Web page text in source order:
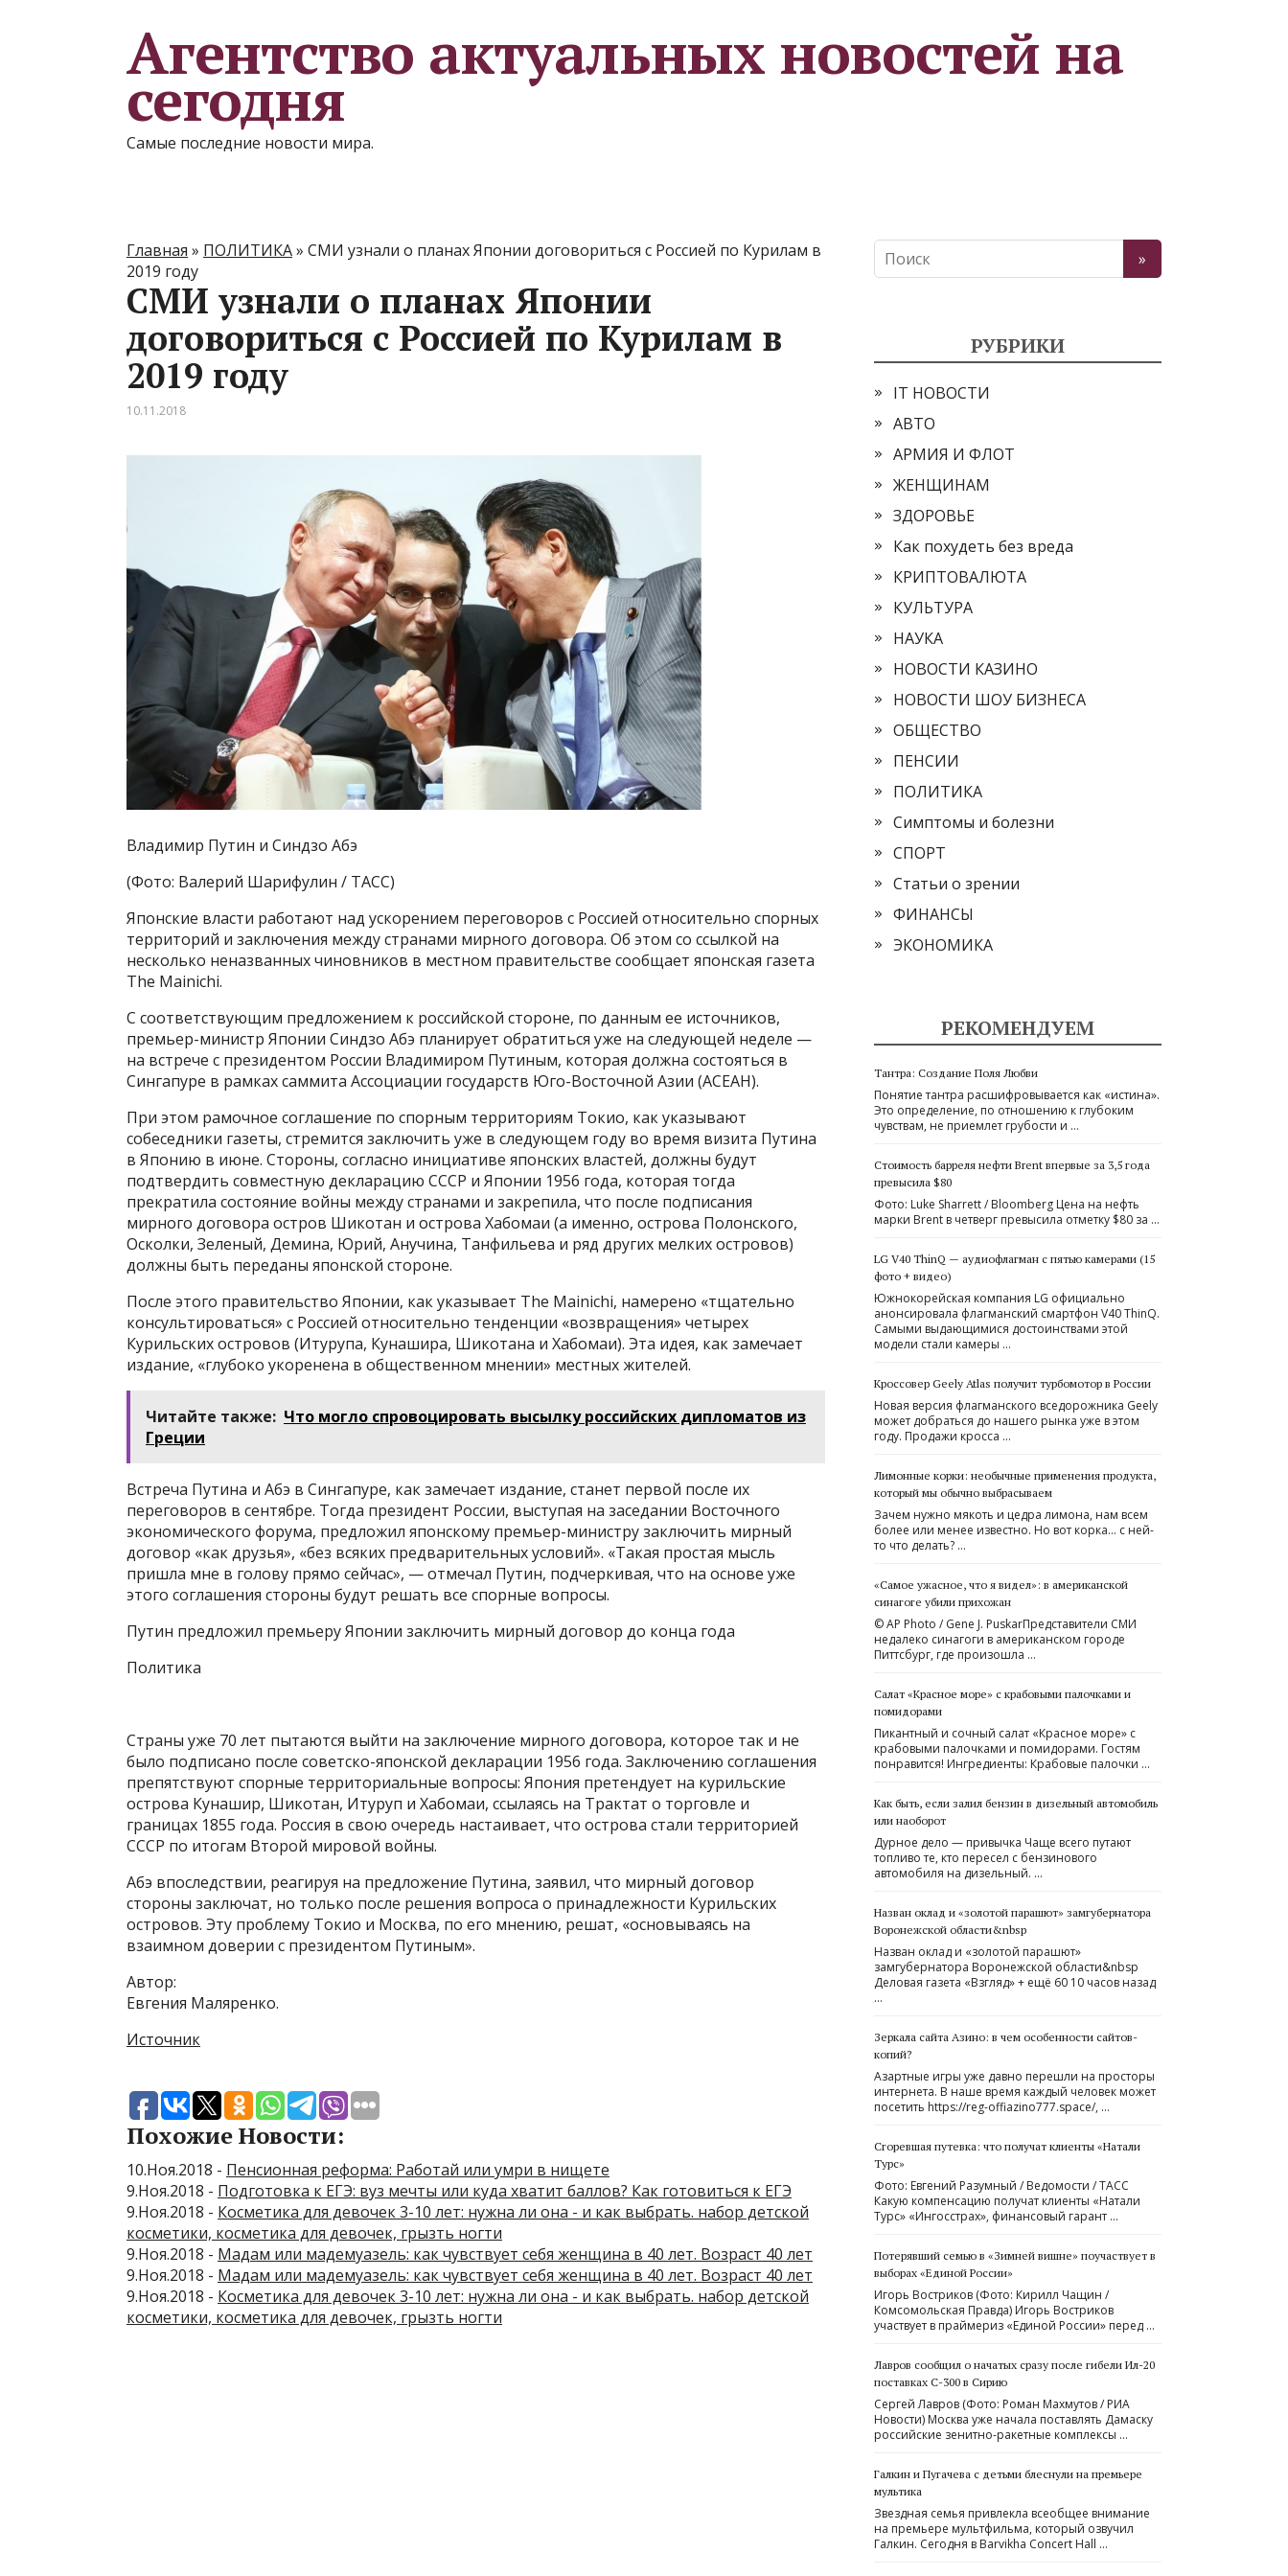
Агентство актуальных новостей на
сегодня
Самые последние новости мира.
Главная » ПОЛИТИКА» СМИ узнали о планах Японии договориться с Россией по Курилам в
2019 году
СМИ узнали о планах Японии
договориться с Россией по Курилам в
2019 году
10.11.2018
Владимир Путин и Синдзо Абэ
(Фото: Валерий Шарифулин / ТАСС)
Японские власти работают над ускорением переговоров с Россией относительно спорных
территорий и заключения между странами мирного договора. Об этом со ссылкой на
несколько неназванных чиновников в местном правительстве сообщает японская газета
The Mainichi.
С соответствующим предложением к российской стороне, по данным ее источников,
премьер-министр Японии Синдзо Абэ планирует обратиться уже на следующей неделе —
на встрече с президентом России Владимиром Путиным, которая должна состояться в
Сингапуре в рамках саммита Ассоциации государств Юго-Восточной Азии (АСЕАН).
При этом рамочное соглашение по спорным территориям Токио, как указывают
собеседники газеты, стремится заключить уже в следующем году во время визита Путина
в Японию в июне. Стороны, согласно инициативе японских властей, должны будут
подтвердить совместную декларацию СССР и Японии 1956 года, которая тогда
прекратила состояние войны между странами и закрепила, что после подписания
мирного договора остров Шикотан и острова Хабомаи (а именно, острова Полонского,
Осколки, Зеленый, Демина, Юрий, Анучина, Танфильева и ряд других мелких островов)
должны быть переданы японской стороне.
После этого правительство Японии, как указывает The Mainichi, намерено «тщательно
консультироваться» с Россией относительно тенденции «возвращения» четырех
Курильских островов (Итурупа, Кунашира, Шикотана и Хабомаи). Эта идея, как замечает
издание, «глубоко укоренена в общественном мнении» местных жителей.
Читайте также: Что могло спровоцировать высылку российских дипломатов из
Греции
Встреча Путина и Абэ в Сингапуре, как замечает издание, станет первой после их
переговоров в сентябре. Тогда президент России, выступая на заседании Восточного
экономического форума, предложил японскому премьер-министру заключить мирный
договор «как друзья», «без всяких предварительных условий». «Такая простая мысль
пришла мне в голову прямо сейчас», — отмечал Путин, подчеркивая, что на основе уже
этого соглашения стороны будут решать все спорные вопросы.
Путин предложил премьеру Японии заключить мирный договор до конца года
Политика
Страны уже 70 лет пытаются выйти на заключение мирного договора, которое так и не
было подписано после советско-японской декларации 1956 года. Заключению соглашения
препятствуют спорные территориальные вопросы: Япония претендует на курильские
острова Кунашир, Шикотан, Итуруп и Хабомаи, ссылаясь на Трактат о торговле и
границах 1855 года. Россия в свою очередь настаивает, что острова стали территорией
СССР по итогам Второй мировой войны.
Абэ впоследствии, реагируя на предложение Путина, заявил, что мирный договор
стороны заключат, но только после решения вопроса о принадлежности Курильских
островов. Эту проблему Токио и Москва, по его мнению, решат, «основываясь на
взаимном доверии с президентом Путиным».
Автор:
Евгения Маляренко.
Источник
Похожие Новости:
10.Ноя.2018 - Пенсионная реформа: Работай или умри в нищете
9.Ноя.2018 - Подготовка к ЕГЭ: вуз мечты или куда хватит баллов? Как готовиться к ЕГЭ
9.Ноя.2018 - Косметика для девочек 3-10 лет: нужна ли она - и как выбрать. набор детской
косметики, косметика для девочек, грызть ногти
9.Ноя.2018 - Мадам или мадемуазель: как чувствует себя женщина в 40 лет. Возраст 40 лет
9.Ноя.2018 - Мадам или мадемуазель: как чувствует себя женщина в 40 лет. Возраст 40 лет
9.Ноя.2018 - Косметика для девочек 3-10 лет: нужна ли она - и как выбрать. набор детской
косметики, косметика для девочек, грызть ногти
РУБРИКИ
IT НОВОСТИ
АВТО
АРМИЯ И ФЛОТ
ЖЕНЩИНАМ
ЗДОРОВЬЕ
Как похудеть без вреда
КРИПТОВАЛЮТА
КУЛЬТУРА
НАУКА
НОВОСТИ КАЗИНО
НОВОСТИ ШОУ БИЗНЕСА
ОБЩЕСТВО
ПЕНСИИ
ПОЛИТИКА
Симптомы и болезни
СПОРТ
Статьи о зрении
ФИНАНСЫ
ЭКОНОМИКА
РЕКОМЕНДУЕМ
Тантра: Создание Поля Любви
Понятие тантра расшифровывается как «истина».
Это определение, по отношению к глубоким
чувствам, не приемлет грубости и …
Стоимость барреля нефти Brent впервые за 3,5 года
превысила $80
Фото: Luke Sharrett / Bloomberg Цена на нефть
марки Brent в четверг превысила отметку $80 за …
LG V40 ThinQ — аудиофлагман с пятью камерами (15
фото + видео)
Южнокорейская компания LG официально
анонсировала флагманский смартфон V40 ThinQ.
Самыми выдающимися достоинствами этой
модели стали камеры …
Кроссовер Geely Atlas получит турбомотор в России
Новая версия флагманского вседорожника Geely
может добраться до нашего рынка уже в этом
году. Продажи кросса …
Лимонные корки: необычные применения продукта,
который мы обычно выбрасываем
Зачем нужно мякоть и цедра лимона, нам всем
более или менее известно. Но вот корка… с ней-
то что делать? …
«Самое ужасное, что я видел»: в американской
синагоге убили прихожан
© AP Photo / Gene J. PuskarПредставители СМИ
недалеко синагоги в американском городе
Питтсбург, где произошла …
Салат «Красное море» с крабовыми палочками и
помидорами
Пикантный и сочный салат «Красное море» с
крабовыми палочками и помидорами. Гостям
понравится! Ингредиенты: Крабовые палочки …
Как быть, если залил бензин в дизельный автомобиль
или наоборот
Дурное дело — привычка Чаще всего путают
топливо те, кто пересел с бензинового
автомобиля на дизельный. …
Назван оклад и «золотой парашют» замгубернатора
Воронежской области&nbsp
Назван оклад и «золотой парашют»
замгубернатора Воронежской области&nbsp
Деловая газета «Взгляд» + ещё 60 10 часов назад
…
Зеркала сайта Азино: в чем особенности сайтов-
копий?
Азартные игры уже давно перешли на просторы
интернета. В наше время каждый человек может
посетить https://reg-offiazino777.space/, …
Сгоревшая путевка: что получат клиенты «Натали
Турс»
Фото: Евгений Разумный / Ведомости / ТАСС
Какую компенсацию получат клиенты «Натали
Турс» «Ингосстрах», финансовый гарант …
Потерявший семью в «Зимней вишне» поучаствует в
выборах «Единой России»
Игорь Востриков (Фото: Кирилл Чащин /
Комсомольская Правда) Игорь Востриков
участвует в праймериз «Единой России» перед …
Лавров сообщил о начатых сразу после гибели Ил-20
поставках С-300 в Сирию
Сергей Лавров (Фото: Роман Махмутов / РИА
Новости) Москва уже начала поставлять Дамаску
российские зенитно-ракетные комплексы …
Галкин и Пугачева с детьми блеснули на премьере
мультика
Звездная семья привлекла всеобщее внимание
на премьере мультфильма, который озвучил
Галкин. Сегодня в Barvikha Concert Hall …